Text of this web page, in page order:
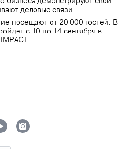
деловые связи.
посещают от 20 000 гостей. В
с 10 по 14 сентября в